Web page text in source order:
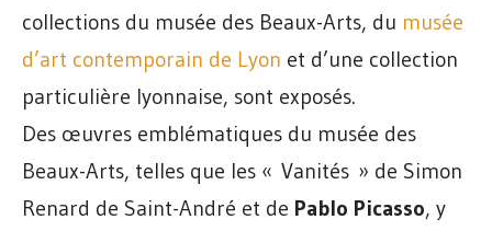
collections du musée des Beaux-Arts, du musée
d’art contemporain de Lyon et d’une collection
particulière lyonnaise, sont exposés.
Des œuvres emblématiques du musée des
Beaux-Arts, telles que les « Vanités » de Simon
Renard de Saint-André et de Pablo Picasso, y